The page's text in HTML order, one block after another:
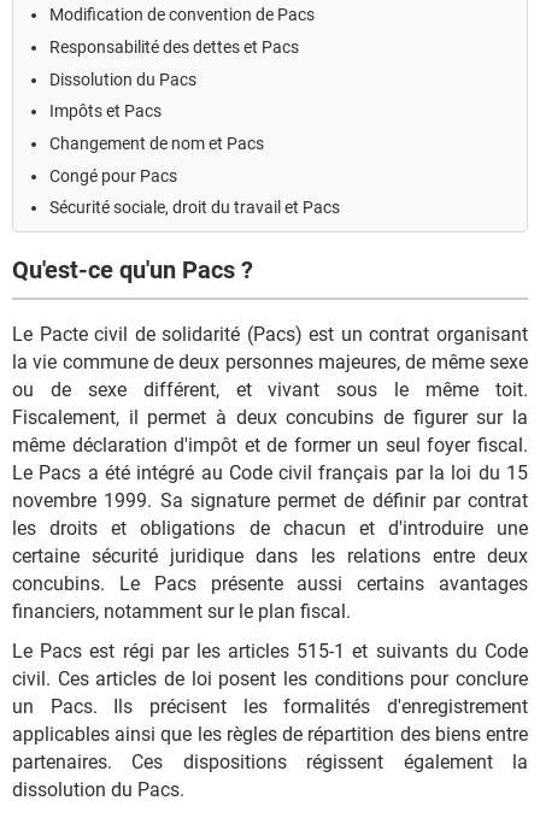
Modification de convention de Pacs
Responsabilité des dettes et Pacs
Dissolution du Pacs
Impôts et Pacs
Changement de nom et Pacs
Congé pour Pacs
Sécurité sociale, droit du travail et Pacs
Qu'est-ce qu'un Pacs ?
Le Pacte civil de solidarité (Pacs) est un contrat organisant
la vie commune de deux personnes majeures, de même sexe
ou de sexe différent, et vivant sous le même toit.
Fiscalement, il permet à deux concubins de figurer sur la
même déclaration d'impôt et de former un seul foyer fiscal.
Le Pacs a été intégré au Code civil français par la loi du 15
novembre 1999. Sa signature permet de définir par contrat
les droits et obligations de chacun et d'introduire une
certaine sécurité juridique dans les relations entre deux
concubins. Le Pacs présente aussi certains avantages
financiers, notamment sur le plan fiscal.
Le Pacs est régi par les articles 515-1 et suivants du Code
civil. Ces articles de loi posent les conditions pour conclure
un Pacs. Ils précisent les formalités d'enregistrement
applicables ainsi que les règles de répartition des biens entre
partenaires. Ces dispositions régissent également la
dissolution du Pacs.